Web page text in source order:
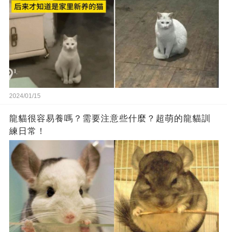
2024/01/15
龍貓很容易養嗎？需要注意些什麼？超萌的龍貓訓
練日常！